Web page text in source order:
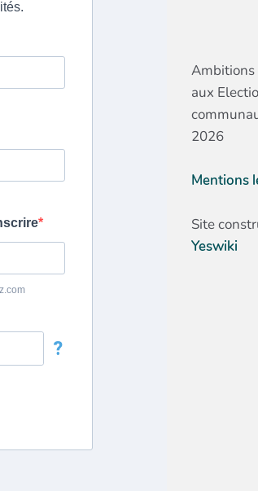
Ambitions
aux
2026
Mentions
Site
Yeswiki